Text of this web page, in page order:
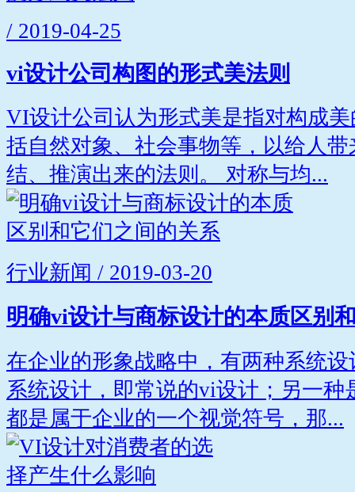
/ 2019-04-25
vi设计公司构图的形式美法则
VI设计公司认为形式美是指对构成
括自然对象、社会事物等，以给人
结、推演出来的法则。 对称与均...
行业新闻 / 2019-03-20
明确vi设计与商标设计的本质区别
在企业的形象战略中，有两种系统
系统设计，即常说的vi设计；另一种
都是属于企业的一个视觉符号，那...